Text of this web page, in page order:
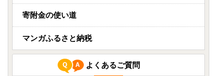
寄附金の使い道
マンガふるさと納税
よくあるご質問